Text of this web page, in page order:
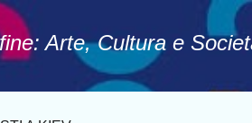
Arte, Cultura e